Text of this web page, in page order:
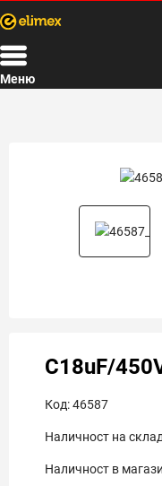
Меню
C18uF/
Код:46587
Наличност на
Наличност в